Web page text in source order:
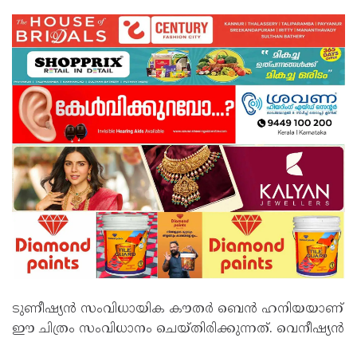
ടുണീഷ്യൻ സംവിധായിക കൗതർ ബെൻ ഹനിയയാണ്
ഈ ചിത്രം സംവിധാനം ചെയ്തിരിക്കുന്നത്. വെനീഷ്യൻ